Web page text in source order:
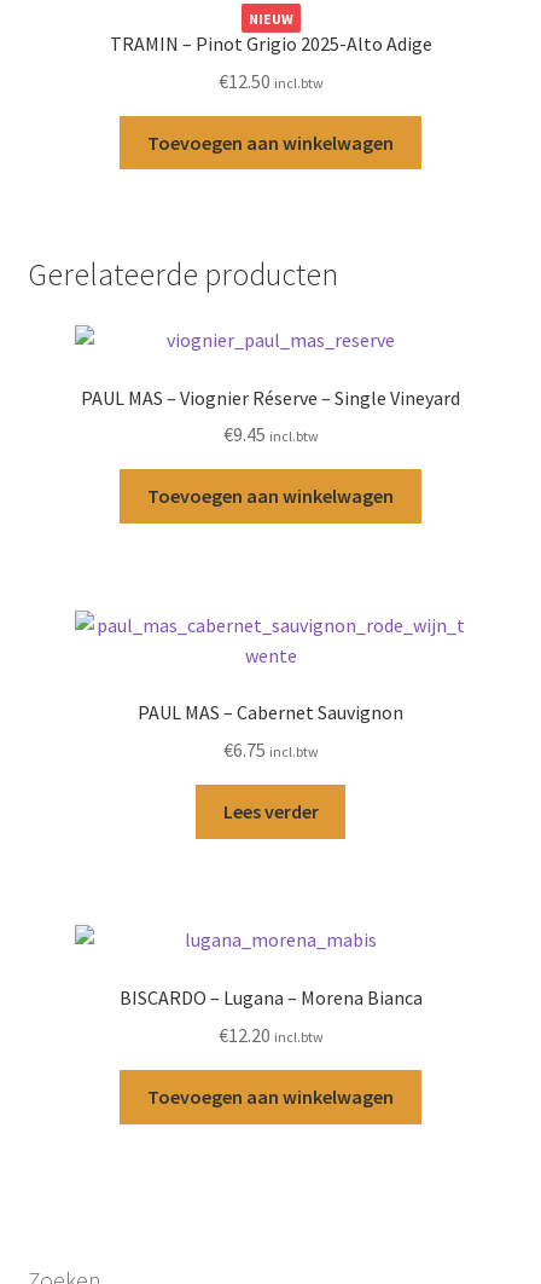
NIEUW
TRAMIN – Pinot Grigio 2025-Alto Adige
€12.50 incl.btw
Toevoegen aan winkelwagen
Gerelateerde producten
PAUL MAS – Viognier Réserve – Single Vineyard
€9.45 incl.btw
Toevoegen aan winkelwagen
PAUL MAS – Cabernet Sauvignon
€6.75 incl.btw
Lees verder
BISCARDO – Lugana – Morena Bianca
€12.20 incl.btw
Toevoegen aan winkelwagen